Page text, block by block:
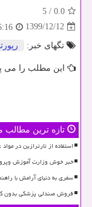
0.0
/
5
1399/12/12
تگهای خبر:
این مطلب را می
تازه ترین مطالب
استفاده از تارترازین در
خبر خوش وزارت آموزش
سفری به دنیای آرامش با
فروش صندلی پزشکی بدون